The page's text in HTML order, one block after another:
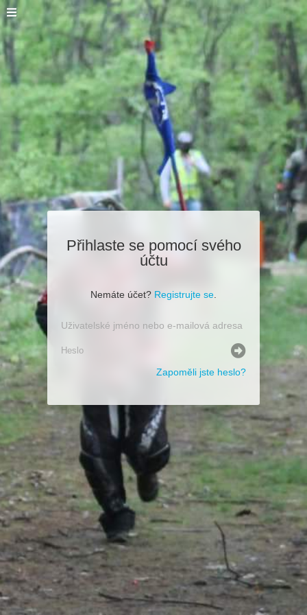
Přihlaste se pomocí svého
účtu
Nemáte účet? Registrujte se
Zapoměli jste heslo?